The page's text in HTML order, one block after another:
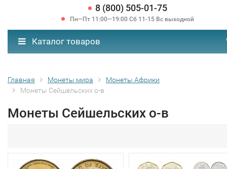
8 (800) 505-01-75
Пн—Пт 11:00—19:00 Сб 11-15 Вс выходной
Каталог товаров
Главная Монеты мира
Монеты Африки
Монеты Сейшельских о-в
Монеты Сейшельских о-в